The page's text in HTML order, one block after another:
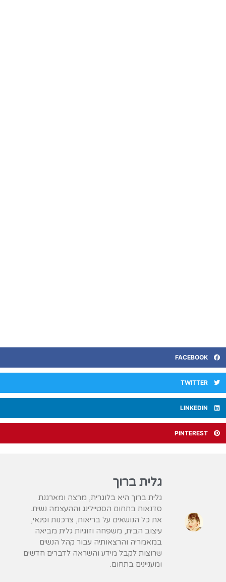
FACEBOOK
TWITTER
LINKEDIN
PINTEREST
גלית ברוך
גלית ברוך היא בלוגרית, מרצה ומארגנת
סדנאות בתחום הסטיילינג וההעצמה נשית.
את כל הנושאים על בריאות, צרכנות ופנאי,
עיצוב הבית, משפחה וזוגיות גלית מביאה
במאמריה והרצאותיה עבור קהל הנשים
שרוצות לקבל מידע והשראה לדברים חדשים
ומעניינים בתחום.